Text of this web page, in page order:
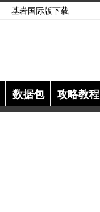
基岩国际版下载
数据包 攻略教程